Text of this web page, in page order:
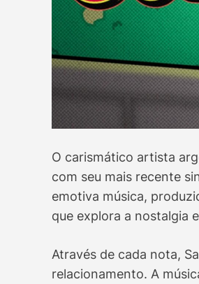
O carismático artista
com seu mais recente
emotiva música,
que explora a nostalgia
Através de cada nota,
relacionamento. A